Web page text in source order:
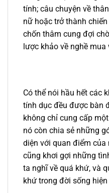
tính; câu chuyện về
nữ hoặc trở thành
chốn thâm cung đợi
lược khảo về nghề
Có thể nói hầu hết các
tính dục đều được bàn
không chỉ cung cấp
nó còn chia sẻ những
diện với quan điểm của
cũng khơi gợi những
ta nghĩ về quá khứ, và
khứ trong đời sống